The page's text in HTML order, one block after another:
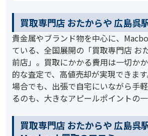
買取専門店 おたからや 広島呉
貴金属やブランド物を中心に、
ている、全国展開の「買取専門店 お
前店」。買取にかかる費用は一切か
的な査定で、高値売却が実現できま
場合でも、出張で自宅にいながら手
るのも、大きなアピールポイントの一
買取専門店 おたからや 広島呉